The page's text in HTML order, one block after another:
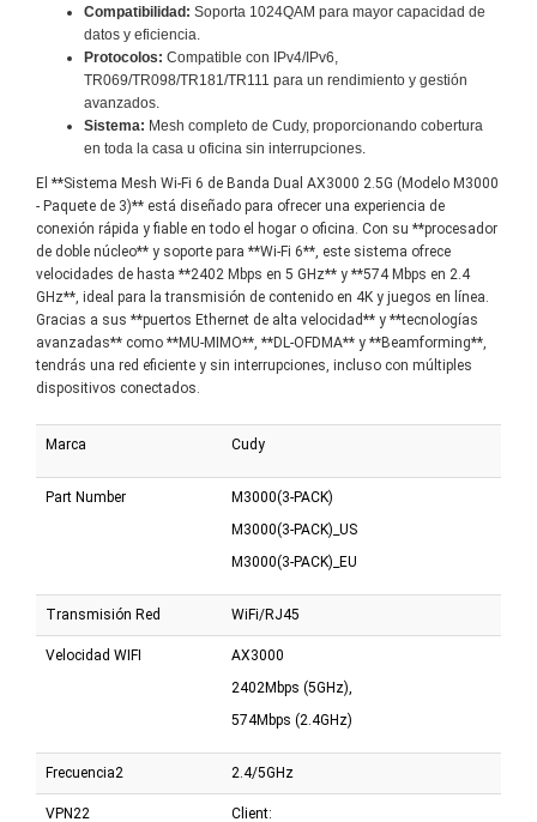
Compatibilidad: Soporta 1024QAM para mayor capacidad de
datos y eficiencia.
Protocolos: Compatible con IPv4/IPv6,
TR069/TR098/TR181/TR111 para un rendimiento y gestión
avanzados.
Sistema: Mesh completo de Cudy, proporcionando cobertura
en toda la casa u oficina sin interrupciones.
El **Sistema Mesh Wi-Fi 6 de Banda Dual AX3000 2.5G (Modelo M3000
- Paquete de 3)** está diseñado para ofrecer una experiencia de
conexión rápida y fiable en todo el hogar o oficina. Con su **procesador
de doble núcleo** y soporte para **Wi-Fi 6**, este sistema ofrece
velocidades de hasta **2402 Mbps en 5 GHz** y **574 Mbps en 2.4
GHz**, ideal para la transmisión de contenido en 4K y juegos en línea.
Gracias a sus **puertos Ethernet de alta velocidad** y **tecnologías
avanzadas** como **MU-MIMO**, **DL-OFDMA** y **Beamforming**,
tendrás una red eficiente y sin interrupciones, incluso con múltiples
dispositivos conectados.
Marca Cudy
Part Number
M3000(3-PACK)
M3000(3-PACK)_US
M3000(3-PACK)_EU
Transmisión Red WiFi/RJ45
Velocidad WIFI
AX3000
2402Mbps (5GHz),
574Mbps (2.4GHz)
Frecuencia2 2.4/5GHz
VPN22 Client: